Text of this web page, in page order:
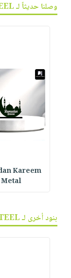
وصلنا حديثاً لـ ARTLAB STEEL :
Kareem
Metal :
بنود أخرى لـ ARTLAB STEEL :